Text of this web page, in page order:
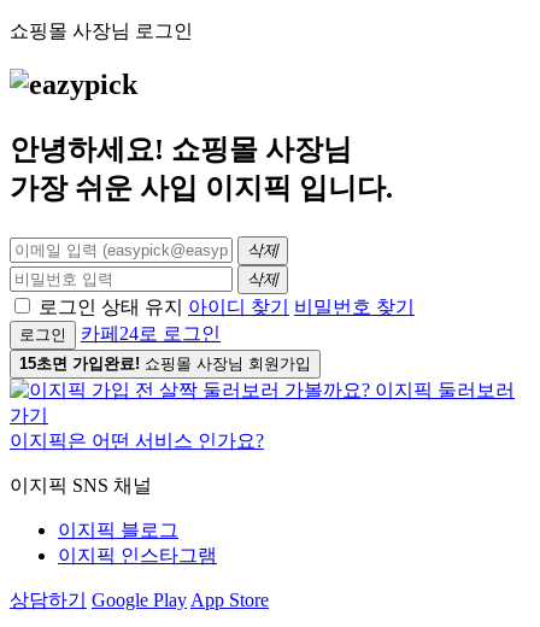
쇼핑몰 사장님 로그인
안녕하세요! 쇼핑몰 사장님
가장 쉬운 사입 이지픽 입니다.
삭제
삭제
로그인 상태 유지 아이디 찾기 비밀번호 찾기
로그인 카페24로 로그인
15초면 가입완료! 쇼핑몰 사장님 회원가입
이지픽은 어떤 서비스 인가요?
이지픽 SNS 채널
이지픽 블로그
이지픽 인스타그램
상담하기 Google Play App Store